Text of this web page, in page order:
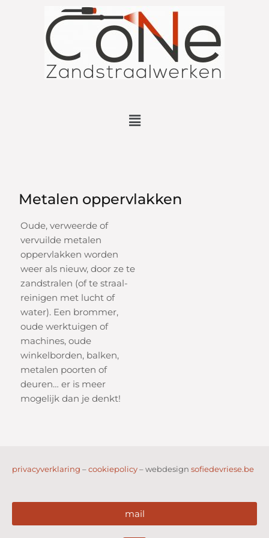
Metalen oppervlakken
Oude, verweerde of
vervuilde metalen
oppervlakken worden
weer als nieuw, door ze te
zandstralen (of te straal-
reinigen met lucht of
water). Een brommer,
oude werktuigen of
machines, oude
winkelborden, balken,
metalen poorten of
deuren… er is meer
mogelijk dan je denkt!
privacyverklaring –cookiepolicy– webdesign sofiedevriese.be
mail